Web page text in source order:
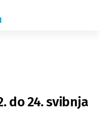
do 24. svibnja